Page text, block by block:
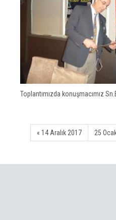
Toplantımızda konuşmacımız
« 14 Aralık 2017 25